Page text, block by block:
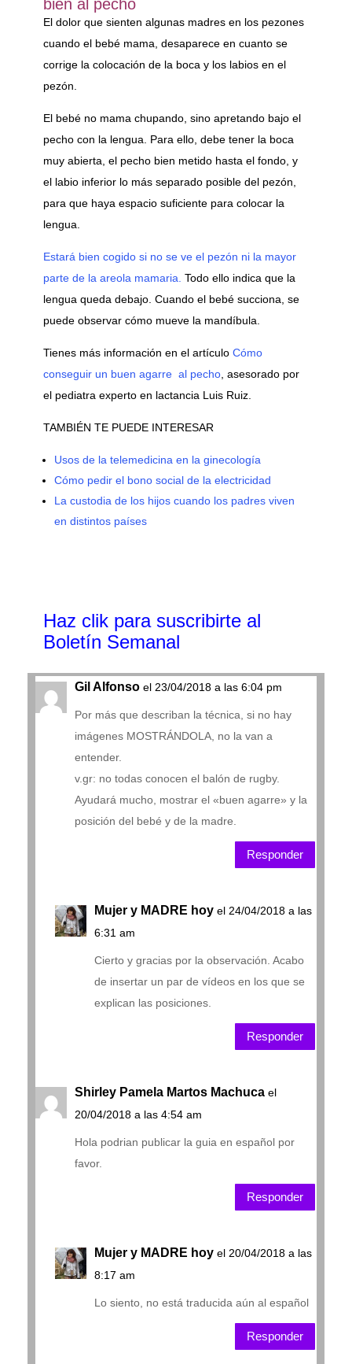
bien al pecho
El dolor que sienten algunas madres en los pezones
cuando el bebé mama, desaparece en cuanto se
corrige la colocación de la boca y los labios en el
pezón.
El bebé no mama chupando, sino apretando bajo el
pecho con la lengua. Para ello, debe tener la boca
muy abierta, el pecho bien metido hasta el fondo, y
el labio inferior lo más separado posible del pezón,
para que haya espacio suficiente para colocar la
lengua.
Estará bien cogido si no se ve el pezón ni la mayor
parte de la areola mamaria. Todo ello indica que la
lengua queda debajo. Cuando el bebé succiona, se
puede observar cómo mueve la mandíbula.
Tienes más información en el artículoCómo
conseguir un buen agarre al pecho, asesorado por
el pediatra experto en lactancia Luis Ruiz.
TAMBIÉN TE PUEDE INTERESAR
Usos de la telemedicina en la ginecología
Cómo pedir el bono social de la electricidad
La custodia de los hijos cuando los padres viven
en distintos países
Haz clik para suscribirte al
Boletín Semanal
Gil Alfonso el 23/04/2018 a las 6:04 pm
Por más que describan la técnica, si no hay
imágenes MOSTRÁNDOLA, no la van a
entender.
v.gr: no todas conocen el balón de rugby.
Ayudará mucho, mostrar el «buen agarre» y la
posición del bebé y de la madre.
Responder
Mujer y MADRE hoy el 24/04/2018 a las
6:31 am
Cierto y gracias por la observación. Acabo
de insertar un par de vídeos en los que se
explican las posiciones.
Responder
Shirley Pamela Martos Machuca el
20/04/2018 a las 4:54 am
Hola podrian publicar la guia en español por
favor.
Responder
Mujer y MADRE hoy el 20/04/2018 a las
8:17 am
Lo siento, no está traducida aún al español
Responder